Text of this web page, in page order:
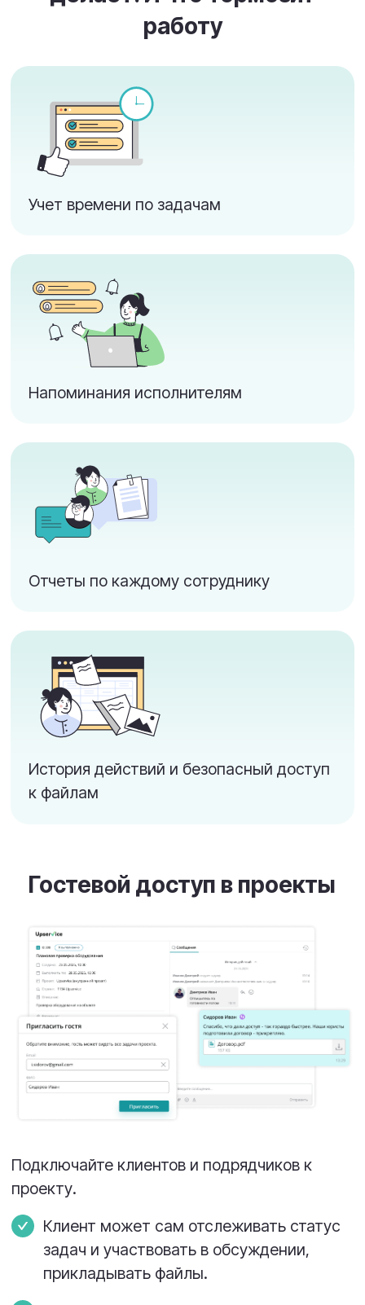
Upservice — бесплатно!
Клиент может сам отслеживать статус
Прозрачная работа без лишних звонков,
писем и недопониманий.
Все комментарии, сроки и документы
— в одном месте.
Помогает формулировать задачи по
переписке с клиентом.
Объясняет сотруднику, как решать
задачу, если он не знает.
Автоматизирует «Написание черновика
письма клиенту».
Подсказывает «Как правильно
оформить коммерческое предложение».
Помогает перевести суть задачи и
комментарии коллег, если они
языке.
Помогает составлять акты, договора,
пояснительные записки.
И многое другое, что умеют
современные GTP модели.
Объяснять процессы в компании новым
сотрудникам, ускоряя их онбординг.
задач
Начать использовать
Записаться на демо